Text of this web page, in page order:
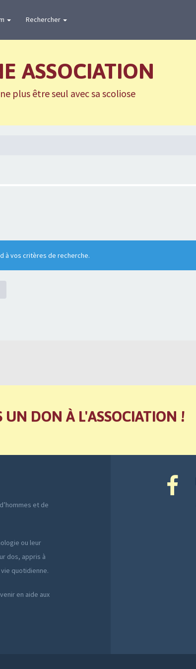
Rechercher
ASSOCIATION
plus être seul avec sa scoliose
à vos critères de recherche.
UN DON À L'ASSOCIATION !
et de
ou leur
dos, appris à
quotidienne.
en aide aux